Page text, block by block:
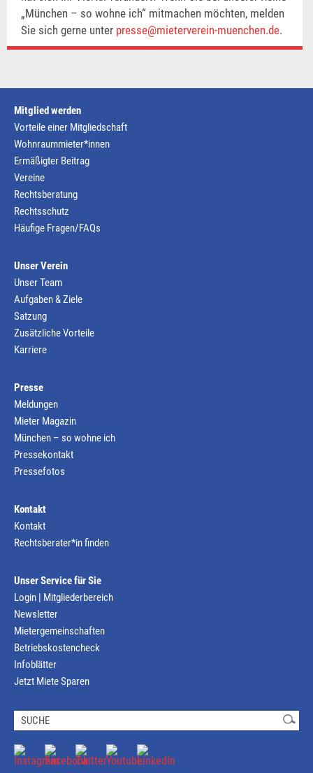
„München – so wohne ich“ mitmachen möchten, melden
Sie sich gerne unter presse@mieterverein-muenchen.de.
Mitglied werden
Vorteile einer Mitgliedschaft
Wohnraummieter*innen
Ermäßigter Beitrag
Vereine
Rechtsberatung
Rechtsschutz
Häufige Fragen/FAQs
Unser Verein
Unser Team
Aufgaben & Ziele
Satzung
Zusätzliche Vorteile
Karriere
Presse
Meldungen
Mieter Magazin
München – so wohne ich
Pressekontakt
Pressefotos
Kontakt
Kontakt
Rechtsberater*in finden
Unser Service für Sie
Login | Mitgliederbereich
Newsletter
Mietergemeinschaften
Betriebskostencheck
Infoblätter
Jetzt Miete Sparen